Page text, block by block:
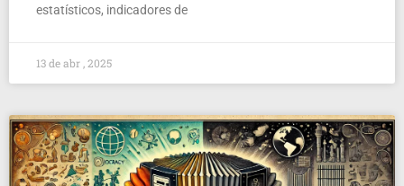
estatísticos, indicadores de
13 de abr , 2025